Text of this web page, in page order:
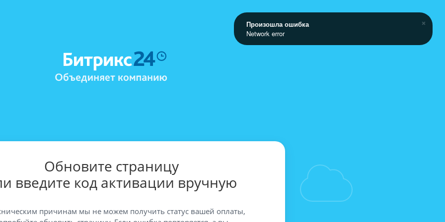
Обновите страницу
введите код активации вручную
причинам мы не можем получить статус вашей оплаты,
Произошла ошибка
Network error